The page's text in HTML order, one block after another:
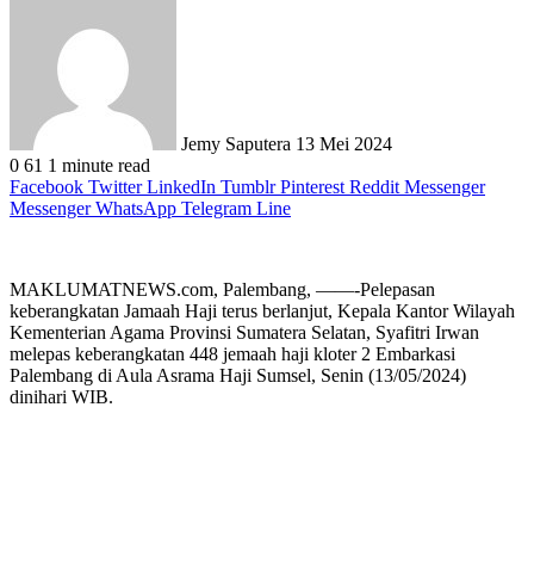
Jemy Saputera 13 Mei 2024
0 61 1 minute read
Facebook Twitter LinkedIn Tumblr Pinterest Reddit Messenger
Messenger WhatsApp Telegram Line
MAKLUMATNEWS.com, Palembang, ——-Pelepasan
keberangkatan Jamaah Haji terus berlanjut, Kepala Kantor Wilayah
Kementerian Agama Provinsi Sumatera Selatan, Syafitri Irwan
melepas keberangkatan 448 jemaah haji kloter 2 Embarkasi
Palembang di Aula Asrama Haji Sumsel, Senin (13/05/2024)
dinihari WIB.